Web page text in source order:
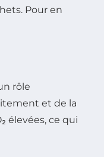
Pour en
rôle
et de la
élevées, ce qui